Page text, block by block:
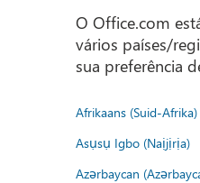
O Office.com
vários países/
sua preferência
Afrikaans (Suid-Afrika)
Asụsụ Igbo (Naịjịrịa)
Azərbaycan